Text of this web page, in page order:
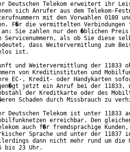
Deutschen Telekom erweitert ihr
sich Anrufer aus dem Telekom-
mit den Vorwahlen 0180
F�r die vermittelten Verbindungen
an: Sie zahlen nur den �blichen
Servicenummern, als ob Sie diese
dass Weitervermitlung zum
ist.
und Weitervermittlung der 11833
von Kreditinstituten und
EC-, Kredit- oder Handykarten
jetzt ein Anruf bei der 11833,
der Kreditkarte oder des
Schaden durch Missbrauch zu
Deutschen Telekom ist unter 11833
erreichbar. Den
auch f�r fremdsprachige Kunden,
Sprache und unter der 11837
dann nicht mehr rund um die
bis 23 Uhr.